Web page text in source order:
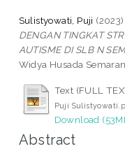
Sulistyowati, Puji (2023)
DENGAN TINGKAT
AUTISME DI SLB N
Widya Husada
Text (FULL
Puji
Download
Abstract